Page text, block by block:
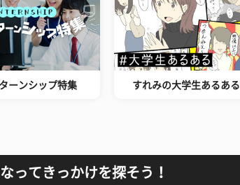
ーンシップ特集 すれみの大学生あるある
ってきっかけを探そう！